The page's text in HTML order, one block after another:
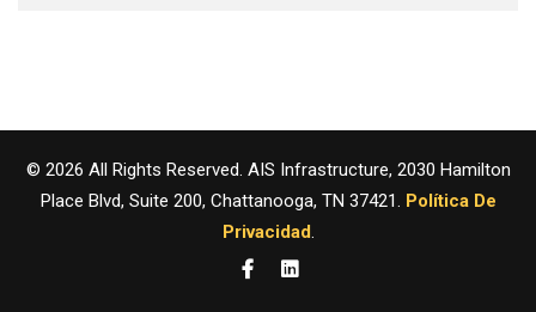
© 2026 All Rights Reserved. AIS Infrastructure, 2030 Hamilton
Place Blvd, Suite 200, Chattanooga, TN 37421. Política De
Privacidad.